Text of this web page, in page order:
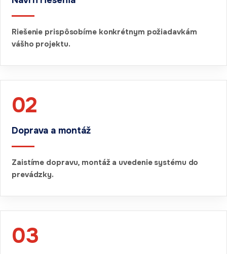
Riešenie prispôsobíme konkrétnym požiadavkám
vášho projektu.
02
Doprava a montáž
Zaistíme dopravu, montáž a uvedenie systému do
prevádzky.
03